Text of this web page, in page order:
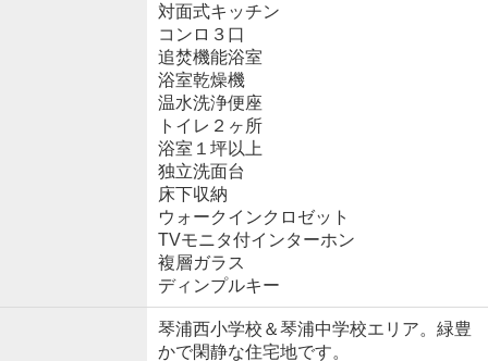
対面式キッチン
コンロ３口
追焚機能浴室
浴室乾燥機
温水洗浄便座
トイレ２ヶ所
浴室１坪以上
独立洗面台
床下収納
ウォークインクロゼット
TVモニタ付インターホン
複層ガラス
ディンプルキー
琴浦西小学校＆琴浦中学校エリア。緑豊
かで閑静な住宅地です。